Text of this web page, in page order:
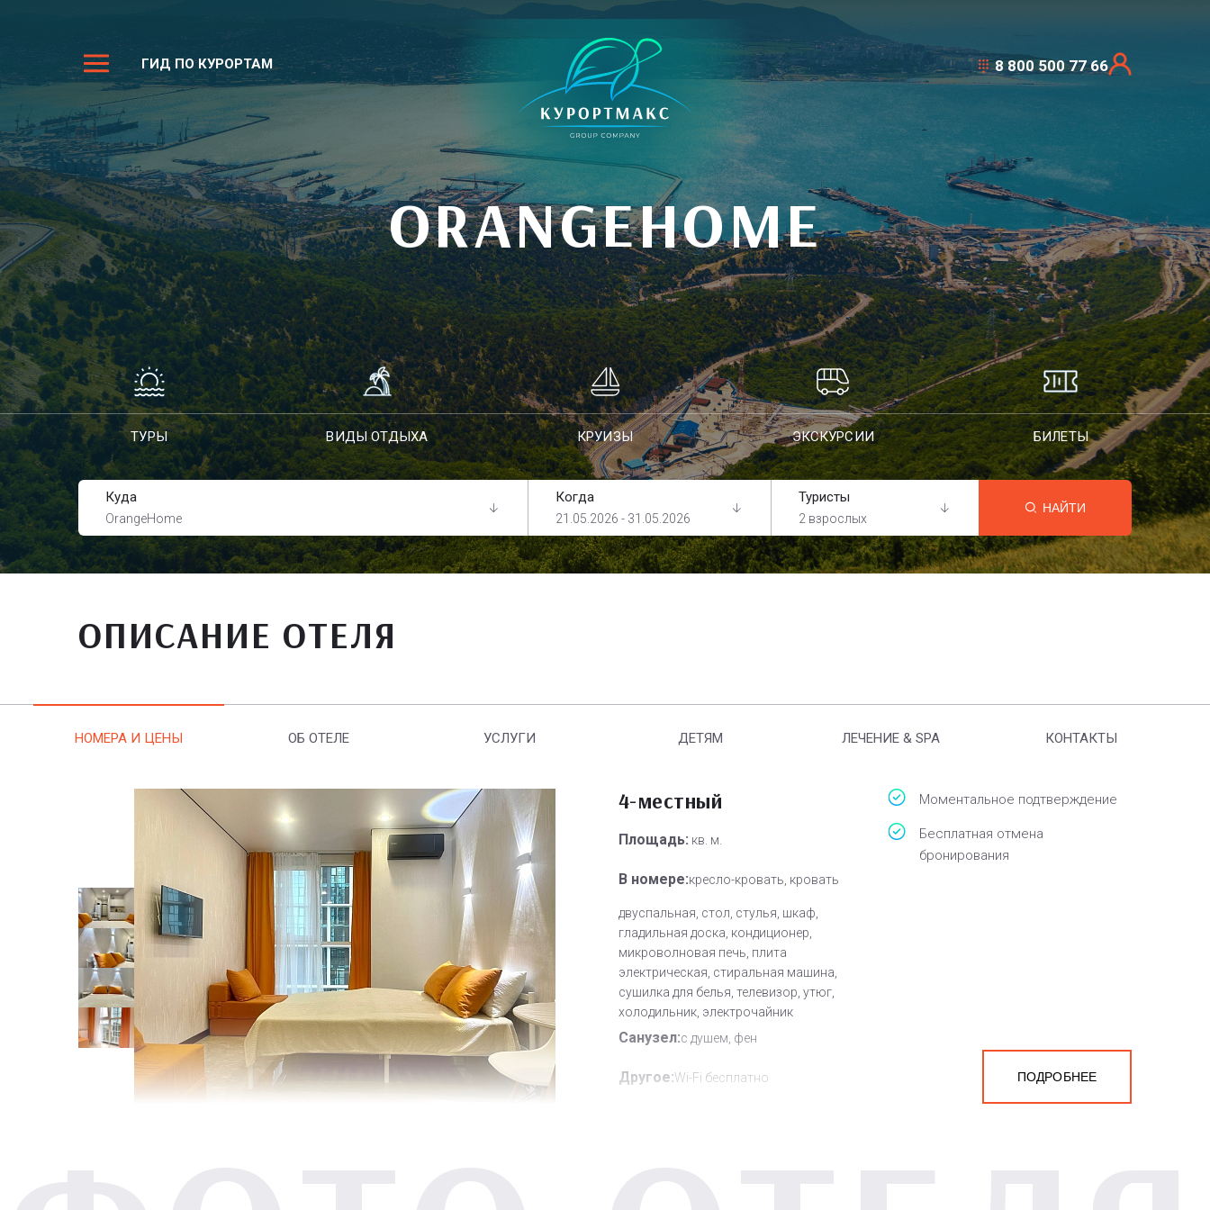
ГИД ПО КУРОРТАМ 8 800 500 77 66
ORANGEHOME
ТУРЫ ВИДЫ ОТДЫХА КРУИЗЫ ЭКСКУРСИИ БИЛЕТЫ
Куда
OrangeHome
Когда
21.05.2026 - 31.05.2026
Туристы
2 взрослых
НАЙТИ
ОПИСАНИЕ ОТЕЛЯ
НОМЕРА И ЦЕНЫ ОБ ОТЕЛЕ УСЛУГИ ДЕТЯМ ЛЕЧЕНИЕ & SPA КОНТАКТЫ
4-местный
Площадь: кв. м.
В номере:кресло-кровать, кровать
двуспальная, стол, стулья, шкаф,
гладильная доска, кондиционер,
микроволновая печь, плита
электрическая, стиральная машина,
сушилка для белья, телевизор, утюг,
холодильник, электрочайник
Санузел:с душем, фен
Другое:Wi-Fi бесплатно
Моментальное подтверждение
Бесплатная отмена
бронирования
ПОДРОБНЕЕ